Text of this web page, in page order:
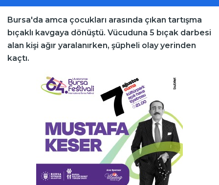
Bursa'da amca çocukları arasında çıkan tartışma
bıçaklı kavgaya dönüştü. Vücuduna 5 bıçak darbesi
alan kişi ağır yaralanırken, şüpheli olay yerinden
kaçtı.